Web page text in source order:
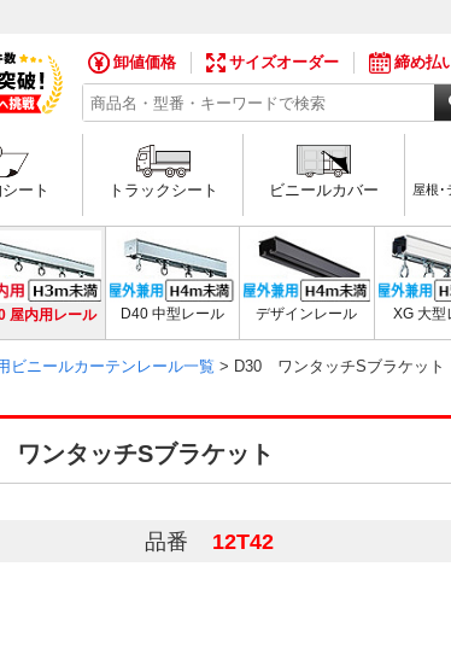
卸値価格 サイズオーダー 締め払
ート トラックシート ビニールカバー 屋根･
屋内用レール D40 中型レール デザインレール XG 大型
ビニールカーテンレール一覧 > D30 ワンタッチSブラケット
ンタッチSブラケット
品番 12T42